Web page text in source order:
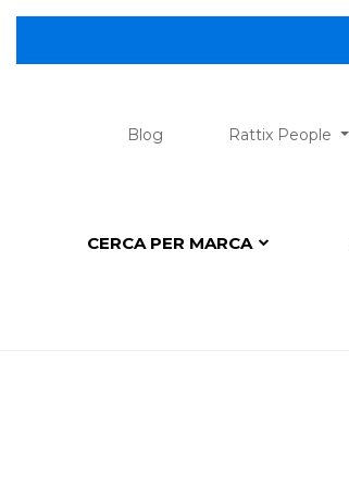
Blog Rattix People
CERCA PER MARCA